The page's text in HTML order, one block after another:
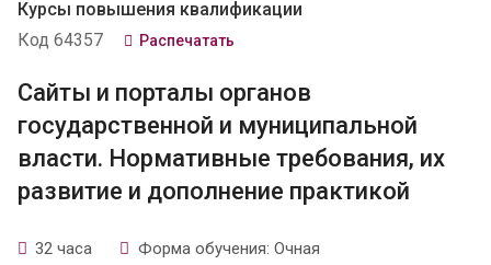
Курсы повышения квалификации
Код 64357
Распечатать
Сайты и порталы органов
государственной и муниципальной
власти. Нормативные требования, их
развитие и дополнение практикой
32 часа Форма обучения: Очная